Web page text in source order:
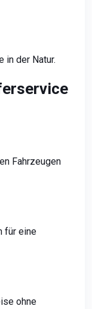
in der Natur.
Fahrzeugen
für eine
ohne